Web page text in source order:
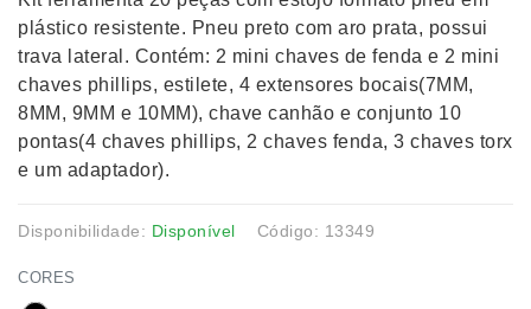
plástico resistente. Pneu preto com aro prata, possui
trava lateral. Contém: 2 mini chaves de fenda e 2 mini
chaves phillips, estilete, 4 extensores bocais(7MM,
8MM, 9MM e 10MM), chave canhão e conjunto 10
pontas(4 chaves phillips, 2 chaves fenda, 3 chaves torx
e um adaptador).
Disponibilidade: Disponível Código: 13349
CORES